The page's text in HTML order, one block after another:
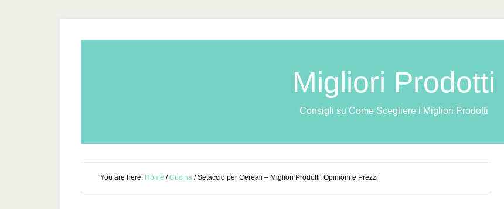
Migliori Prodotti
Consigli su Come Scegliere i Migliori Prodotti
You are here: Home / Cucina /Setaccio per Cereali – Migliori Prodotti, Opinioni e Prezzi